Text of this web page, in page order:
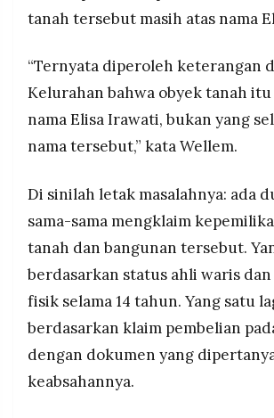
tanah tersebut masih atas nama
“Ternyata diperoleh keterangan
Kelurahan bahwa obyek tanah itu
nama Elisa Irawati, bukan yang
nama tersebut,” kata Wellem.
Di sinilah letak masalahnya: ada
sama-sama mengklaim
tanah dan bangunan tersebut.
berdasarkan status ahli waris dan
fisik selama 14 tahun. Yang satu
berdasarkan klaim pembelian
dengan dokumen yang
keabsahannya.